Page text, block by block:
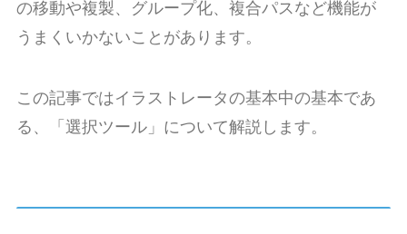
の移動や複製、グループ化、複合パスなど機能が
うまくいかないことがあります。
この記事ではイラストレータの基本中の基本であ
る、「選択ツール」について解説します。